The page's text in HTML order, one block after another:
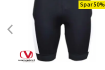
Spar 50%